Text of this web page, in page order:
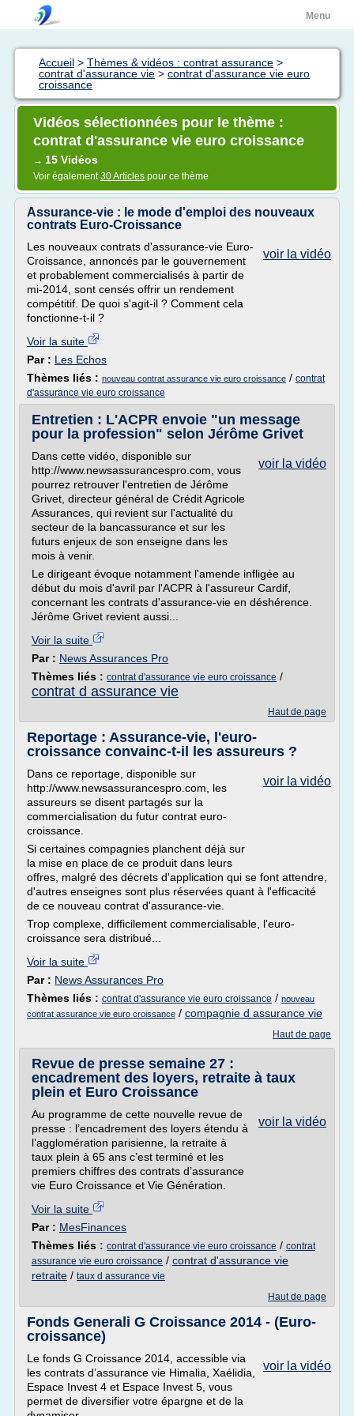
Menu
Accueil > Thèmes & vidéos : contrat assurance >
contrat d'assurance vie > contrat d'assurance vie euro
croissance
Vidéos sélectionnées pour le thème :
contrat d'assurance vie euro croissance
→ 15 Vidéos
Voir également30 Articles pour ce thème
Assurance-vie : le mode d'emploi des nouveaux
contrats Euro-Croissance
voir la vidéo
Les nouveaux contrats d'assurance-vie Euro-
Croissance, annoncés par le gouvernement
et probablement commercialisés à partir de
mi-2014, sont censés offrir un rendement
compétitif. De quoi s'agit-il ? Comment cela
fonctionne-t-il ?
Voir la suite
Par : Les Echos
Thèmes liés : nouveau contrat assurance vie euro croissance / contrat
d'assurance vie euro croissance
Entretien : L'ACPR envoie "un message
pour la profession" selon Jérôme Grivet
voir la vidéo
Dans cette vidéo, disponible sur
http://www.newsassurancespro.com, vous
pourrez retrouver l'entretien de Jérôme
Grivet, directeur général de Crédit Agricole
Assurances, qui revient sur l'actualité du
secteur de la bancassurance et sur les
futurs enjeux de son enseigne dans les
mois à venir.
Le dirigeant évoque notamment l'amende infligée au
début du mois d'avril par l'ACPR à l'assureur Cardif,
concernant les contrats d'assurance-vie en déshérence.
Jérôme Grivet revient aussi...
Voir la suite
Par : News Assurances Pro
Thèmes liés : contrat d'assurance vie euro croissance /
contrat d assurance vie
Haut de page
Reportage : Assurance-vie, l'euro-
croissance convainc-t-il les assureurs ?
voir la vidéo
Dans ce reportage, disponible sur
http://www.newsassurancespro.com, les
assureurs se disent partagés sur la
commercialisation du futur contrat euro-
croissance.
Si certaines compagnies planchent déjà sur
la mise en place de ce produit dans leurs
offres, malgré des décrets d'application qui se font attendre,
d'autres enseignes sont plus réservées quant à l'efficacité
de ce nouveau contrat d'assurance-vie.
Trop complexe, difficilement commercialisable, l'euro-
croissance sera distribué...
Voir la suite
Par : News Assurances Pro
Thèmes liés : contrat d'assurance vie euro croissance / nouveau
contrat assurance vie euro croissance / compagnie d assurance vie
Haut de page
Revue de presse semaine 27 :
encadrement des loyers, retraite à taux
plein et Euro Croissance
voir la vidéo
Au programme de cette nouvelle revue de
presse : l’encadrement des loyers étendu à
l’agglomération parisienne, la retraite à
taux plein à 65 ans c’est terminé et les
premiers chiffres des contrats d’assurance
vie Euro Croissance et Vie Génération.
Voir la suite
Par : MesFinances
Thèmes liés : contrat d'assurance vie euro croissance / contrat
assurance vie euro croissance / contrat d'assurance vie
retraite / taux d assurance vie
Haut de page
Fonds Generali G Croissance 2014 - (Euro-
croissance)
voir la vidéo
Le fonds G Croissance 2014, accessible via
les contrats d’assurance vie Himalia, Xaélidia,
Espace Invest 4 et Espace Invest 5, vous
permet de diversifier votre épargne et de la